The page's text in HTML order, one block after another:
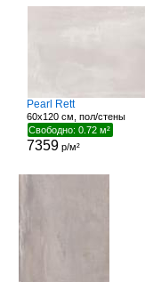
Pearl Rett
60x120 см, пол/стены
Свободно: 0.72 м²
7359 р/м²